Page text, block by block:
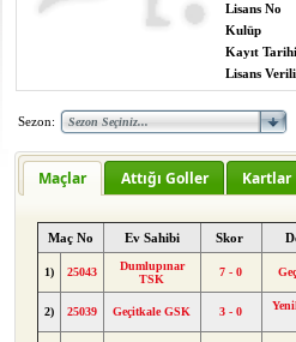
Lisans No
Kulüp
Kayıt Tarihi
Lisans
Sezon:
Maçlar Attığı Goller Kartlar
Maç No Ev Sahibi Skor
1) 25043
Dumlupınar
TSK
7 - 0
2) 25039 Geçitkale GSK 3 - 0